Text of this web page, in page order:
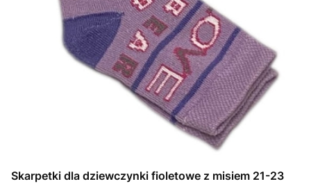
Skarpetki dla dziewczynki fioletowe z misiem 21-23